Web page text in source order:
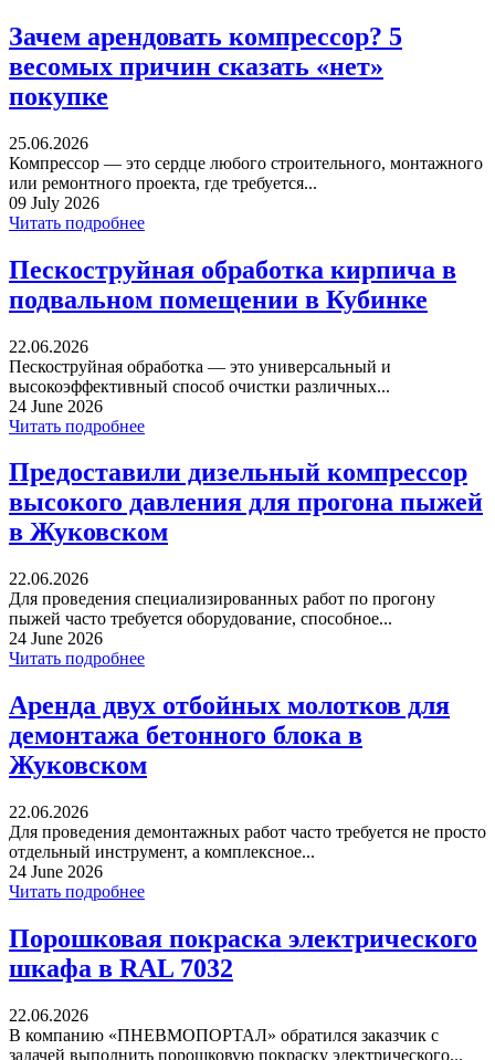
Зачем арендовать компрессор? 5
весомых причин сказать «нет»
покупке
25.06.2026
Компрессор — это сердце любого строительного, монтажного
или ремонтного проекта, где требуется...
09 July 2026
Читать подробнее
Пескоструйная обработка кирпича в
подвальном помещении в Кубинке
22.06.2026
Пескоструйная обработка — это универсальный и
высокоэффективный способ очистки различных...
24 June 2026
Читать подробнее
Предоставили дизельный компрессор
высокого давления для прогона пыжей
в Жуковском
22.06.2026
Для проведения специализированных работ по прогону
пыжей часто требуется оборудование, способное...
24 June 2026
Читать подробнее
Аренда двух отбойных молотков для
демонтажа бетонного блока в
Жуковском
22.06.2026
Для проведения демонтажных работ часто требуется не просто
отдельный инструмент, а комплексное...
24 June 2026
Читать подробнее
Порошковая покраска электрического
шкафа в RAL 7032
22.06.2026
В компанию «ПНЕВМОПОРТАЛ» обратился заказчик с
задачей выполнить порошковую покраску электрического...